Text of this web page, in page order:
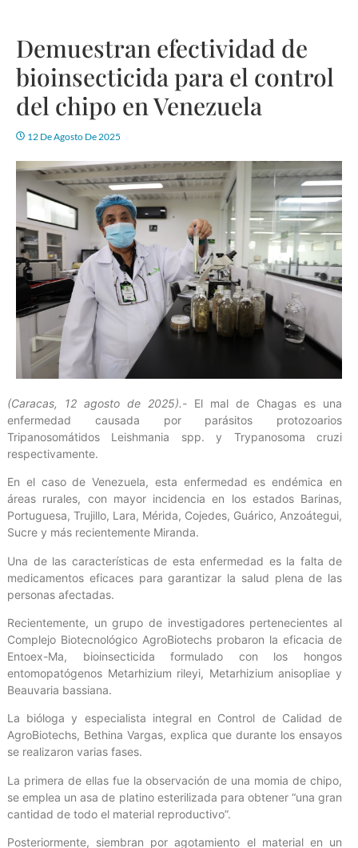
Demuestran efectividad de
bioinsecticida para el control
del chipo en Venezuela
12 De Agosto De 2025
(Caracas, 12 agosto de 2025).- El mal de Chagas es una
enfermedad causada por parásitos protozoarios
Tripanosomátidos Leishmania spp. y Trypanosoma cruzi
respectivamente.
En el caso de Venezuela, esta enfermedad es endémica en
áreas rurales, con mayor incidencia en los estados Barinas,
Portuguesa, Trujillo, Lara, Mérida, Cojedes, Guárico, Anzoátegui,
Sucre y más recientemente Miranda.
Una de las características de esta enfermedad es la falta de
medicamentos eficaces para garantizar la salud plena de las
personas afectadas.
Recientemente, un grupo de investigadores pertenecientes al
Complejo Biotecnológico AgroBiotechs probaron la eficacia de
Entoex-Ma, bioinsecticida formulado con los hongos
entomopatógenos Metarhizium rileyi, Metarhizium anisopliae y
Beauvaria bassiana.
La bióloga y especialista integral en Control de Calidad de
AgroBiotechs, Bethina Vargas, explica que durante los ensayos
se realizaron varias fases.
La primera de ellas fue la observación de una momia de chipo,
se emplea un asa de platino esterilizada para obtener “una gran
cantidad de todo el material reproductivo”.
Posteriormente, siembran por agotamiento el material en un